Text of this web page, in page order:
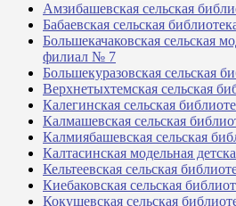
Амзибашевская сельская
Бабаевская сельская
Большекачаковская сельская
филиал № 7
Большекуразовская сельская
Верхнетыхтемская сельская
Калегинская сельская
Калмашевская сельская
Калмиябашевская сельская
Калтасинская модельная
Кельтеевская сельская
Киебаковская сельская
Кокушевская сельская